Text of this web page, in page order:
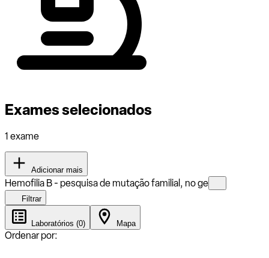
Exames selecionados
1 exame
Adicionar mais
Hemofilia B - pesquisa de mutação familial, no ge
Filtrar
Laboratórios (0) Mapa
Ordenar por: